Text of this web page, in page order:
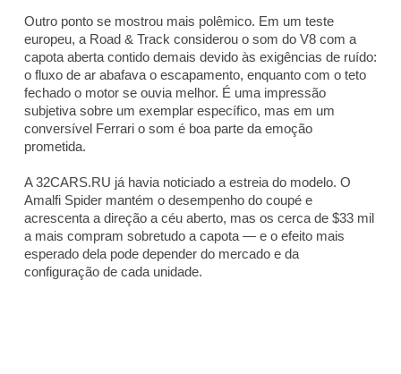
Outro ponto se mostrou mais polêmico. Em um teste
europeu, a Road & Track considerou o som do V8 com a
capota aberta contido demais devido às exigências de ruído:
o fluxo de ar abafava o escapamento, enquanto com o teto
fechado o motor se ouvia melhor. É uma impressão
subjetiva sobre um exemplar específico, mas em um
conversível Ferrari o som é boa parte da emoção
prometida.
A 32CARS.RU já havia noticiado a estreia do modelo. O
Amalfi Spider mantém o desempenho do coupé e
acrescenta a direção a céu aberto, mas os cerca de $33 mil
a mais compram sobretudo a capota — e o efeito mais
esperado dela pode depender do mercado e da
configuração de cada unidade.